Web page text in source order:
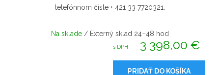
telefónnom čísle + 421 33 7720321.
Na sklade / Externý sklad 24–48 hod
s DPH 3 398,00 €
PRIDAŤ DO KOŠÍKA